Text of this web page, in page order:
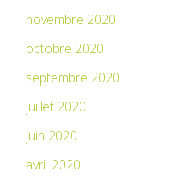
novembre 2020
octobre 2020
septembre 2020
juillet 2020
juin 2020
avril 2020